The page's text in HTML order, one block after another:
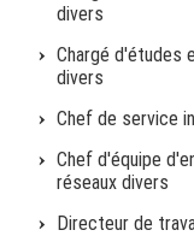
divers
Chargé d'études
divers
Chef de service
Chef d'équipe
réseaux divers
Directeur de